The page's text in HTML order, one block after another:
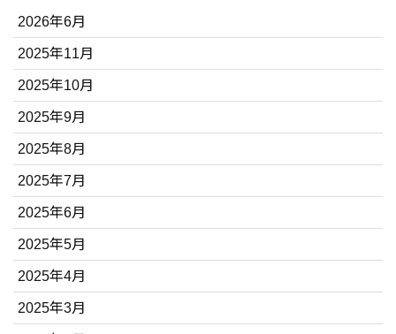
2026年6月
2025年11月
2025年10月
2025年9月
2025年8月
2025年7月
2025年6月
2025年5月
2025年4月
2025年3月